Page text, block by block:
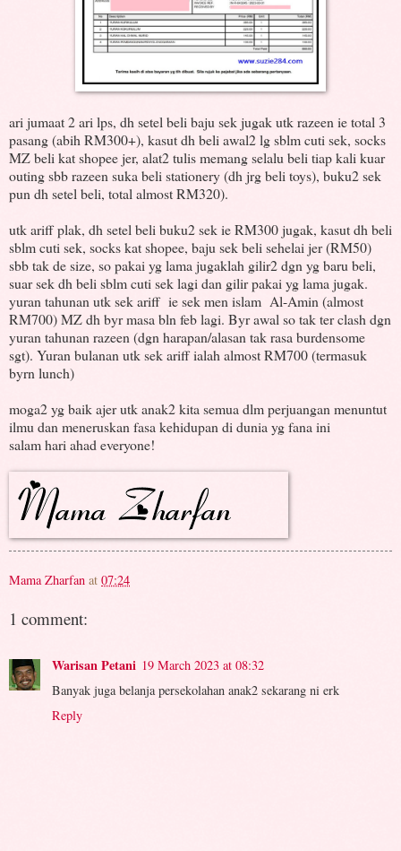
ari jumaat 2 ari lps, dh setel beli baju sek jugak utk razeen ie total 3
pasang (abih RM300+), kasut dh beli awal2 lg sblm cuti sek, socks
MZ beli kat shopee jer, alat2 tulis memang selalu beli tiap kali kuar
outing sbb razeen suka beli stationery (dh jrg beli toys), buku2 sek
pun dh setel beli, total almost RM320).
utk ariff plak, dh setel beli buku2 sek ie RM300 jugak, kasut dh beli
sblm cuti sek, socks kat shopee, baju sek beli sehelai jer (RM50)
sbb tak de size, so pakai yg lama jugaklah gilir2 dgn yg baru beli,
suar sek dh beli sblm cuti sek lagi dan gilir pakai yg lama jugak.
yuran tahunan utk sek ariff ie sek men islam Al-Amin (almost
RM700) MZ dh byr masa bln feb lagi. Byr awal so tak ter clash dgn
yuran tahunan razeen (dgn harapan/alasan tak rasa burdensome
sgt). Yuran bulanan utk sek ariff ialah almost RM700 (termasuk
byrn lunch)
moga2 yg baik ajer utk anak2 kita semua dlm perjuangan menuntut
ilmu dan meneruskan fasa kehidupan di dunia yg fana ini
salam hari ahad everyone!
Mama Zharfan at 07:24
1 comment:
Warisan Petani 19 March 2023 at 08:32
Banyak juga belanja persekolahan anak2 sekarang ni erk
Reply